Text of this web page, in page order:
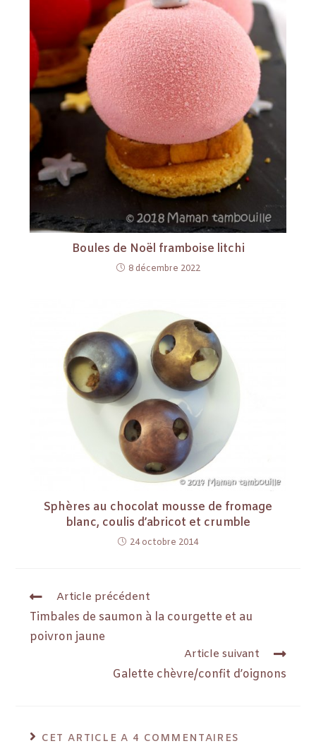
Boules de Noël framboise litchi
8 décembre 2022
Sphères au chocolat mousse de fromage
blanc, coulis d’abricot et crumble
24 octobre 2014
Article précédent
Timbales de saumon à la courgette et au
poivron jaune
Article suivant
Galette chèvre/confit d’oignons
CET ARTICLE A 4 COMMENTAIRES